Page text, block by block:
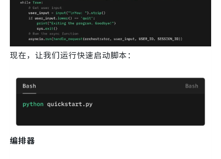
现在，让我们运行快速启动脚本：
编排器